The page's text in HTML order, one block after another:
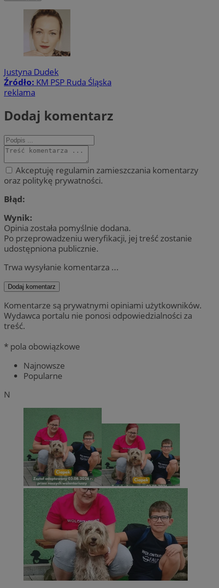
Justyna Dudek
Źródło: KM PSP Ruda Śląska
reklama
Dodaj komentarz
Akceptuję regulamin zamieszczania komentarzy
oraz politykę prywatności.
Błąd:
Wynik:
Opinia została pomyślnie dodana.
Po przeprowadzeniu weryfikacji, jej treść zostanie
udostępniona publicznie.
Trwa wysyłanie komentarza ...
Dodaj komentarz
Komentarze są prywatnymi opiniami użytkowników.
Wydawca portalu nie ponosi odpowiedzialności za
treść.
* pola obowiązkowe
Najnowsze
Popularne
N